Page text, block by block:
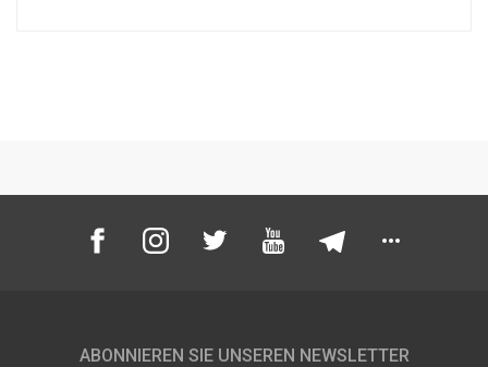
ABONNIEREN SIE UNSEREN NEWSLETTER